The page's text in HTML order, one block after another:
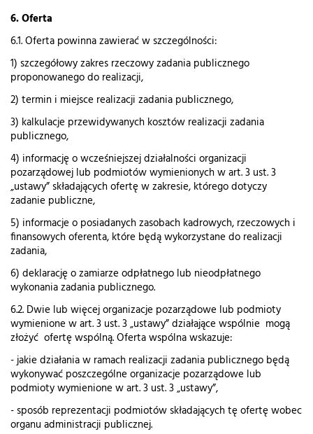
6. Oferta
6.1. Oferta powinna zawierać w szczególności:
1) szczegółowy zakres rzeczowy zadania publicznego
proponowanego do realizacji,
2) termin i miejsce realizacji zadania publicznego,
3) kalkulacje przewidywanych kosztów realizacji zadania
publicznego,
4) informację o wcześniejszej działalności organizacji
pozarządowej lub podmiotów wymienionych w art. 3 ust. 3
„ustawy” składających ofertę w zakresie, którego dotyczy
zadanie publiczne,
5) informacje o posiadanych zasobach kadrowych, rzeczowych i
finansowych oferenta, które będą wykorzystane do realizacji
zadania,
6) deklarację o zamiarze odpłatnego lub nieodpłatnego
wykonania zadania publicznego.
6.2. Dwie lub więcej organizacje pozarządowe lub podmioty
wymienione w art. 3 ust. 3 „ustawy” działające wspólnie mogą
złożyć ofertę wspólną. Oferta wspólna wskazuje:
- jakie działania w ramach realizacji zadania publicznego będą
wykonywać poszczególne organizacje pozarządowe lub
podmioty wymienione w art. 3 ust. 3 „ustawy”,
- sposób reprezentacji podmiotów składających tę ofertę wobec
organu administracji publicznej.